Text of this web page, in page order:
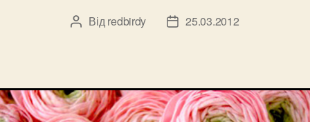
Автор
Відredbirdy
Дата25.03.2012